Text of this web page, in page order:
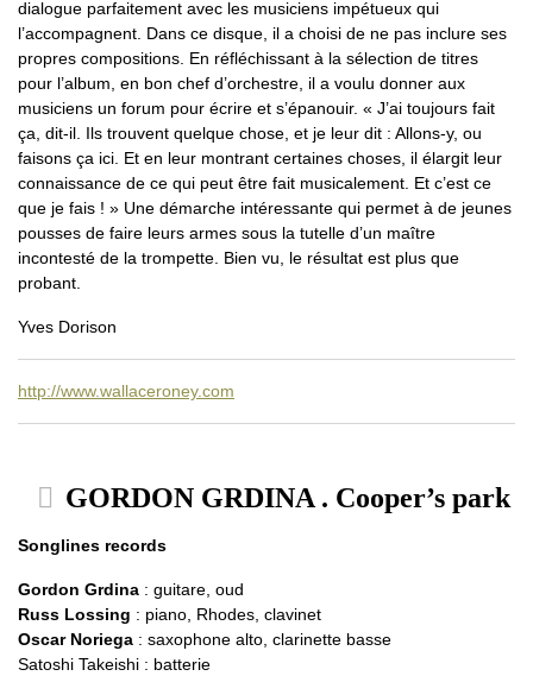
dialogue parfaitement avec les musiciens impétueux qui
l’accompagnent. Dans ce disque, il a choisi de ne pas inclure ses
propres compositions. En réfléchissant à la sélection de titres
pour l’album, en bon chef d’orchestre, il a voulu donner aux
musiciens un forum pour écrire et s’épanouir. « J’ai toujours fait
ça, dit-il. Ils trouvent quelque chose, et je leur dit : Allons-y, ou
faisons ça ici. Et en leur montrant certaines choses, il élargit leur
connaissance de ce qui peut être fait musicalement. Et c’est ce
que je fais ! » Une démarche intéressante qui permet à de jeunes
pousses de faire leurs armes sous la tutelle d’un maître
incontesté de la trompette. Bien vu, le résultat est plus que
probant.
Yves Dorison
http://www.wallaceroney.com
GORDON GRDINA . Cooper’s park
Songlines records
Gordon Grdina : guitare, oud
Russ Lossing : piano, Rhodes, clavinet
Oscar Noriega : saxophone alto, clarinette basse
Satoshi Takeishi : batterie